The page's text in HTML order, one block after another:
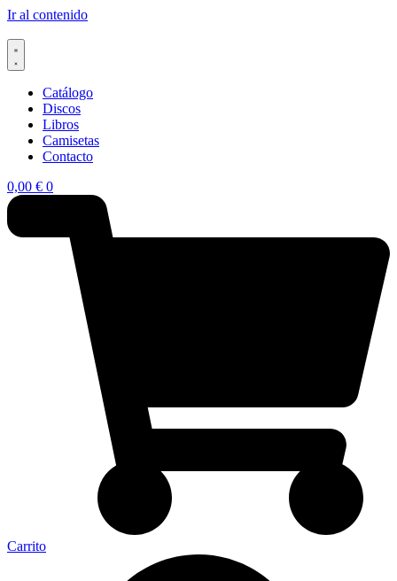
Ir al contenido
Catálogo
Discos
Libros
Camisetas
Contacto
0,00 € 0
Carrito